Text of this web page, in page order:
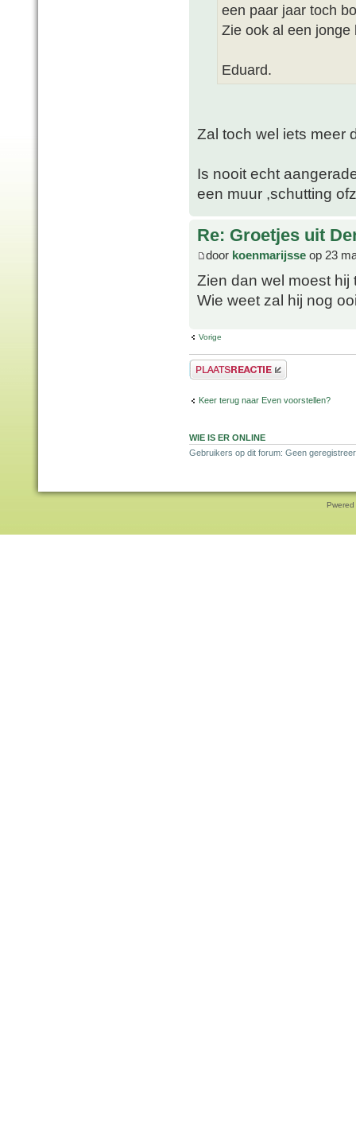
een paar jaar toch
Zie ook al een
Eduard.
Zal toch wel iets meer
Is nooit echt
een muur ,schutting
Re: Groetjes uit
door koenmarijsse op 23
Zien dan wel moest
Wie weet zal hij nog
Vorige
Plaats een reactie
Keer terug naar Even voorstellen?
WIE IS ER ONLINE
Gebruikers op dit forum: Geen